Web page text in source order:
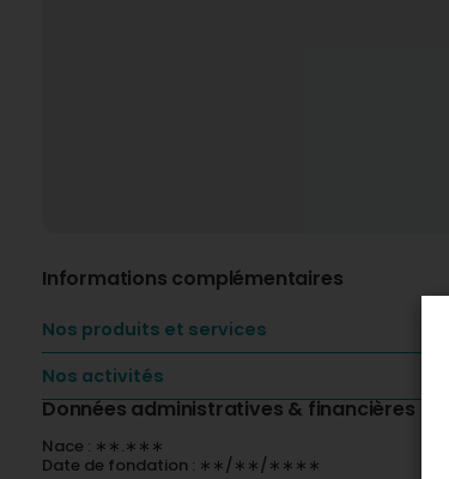
Informations complémentaires
Nos produits et services
Nos activités
Données administratives & financières
Nace : ∗∗.∗∗∗
Date de fondation : ∗∗/∗∗/∗∗∗∗